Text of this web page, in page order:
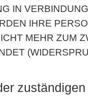
IN
IHRE
MEHR ZUM